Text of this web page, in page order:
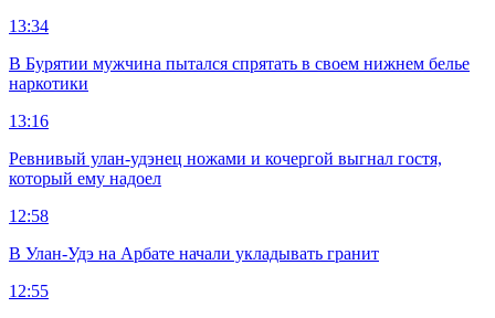
13:34
В Бурятии мужчина пытался спрятать в своем нижнем белье
наркотики
13:16
Ревнивый улан-удэнец ножами и кочергой выгнал гостя,
который ему надоел
12:58
В Улан-Удэ на Арбате начали укладывать гранит
12:55